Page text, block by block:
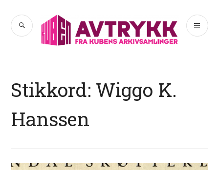
innhold
Avtrykk
SØK
Stikkord: Wiggo K.
Hanssen